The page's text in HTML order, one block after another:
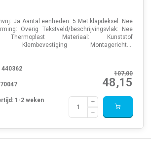
Ja Aantal eenheden: 5 Met klapdeksel: Nee
Overig Tekstveld/beschrijvingsvlak: Nee
Thermoplast Materiaal: Kunststof
Klembevestiging Montagericht...
107,00
48,15
440362
1-2 weken